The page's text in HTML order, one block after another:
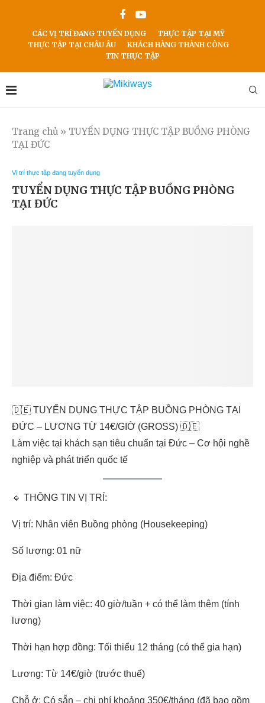
CÁC VỊ TRÍ ĐANG TUYỂN DỤNG
THỰC TẬP TẠI MỸ
THỰC TẬP TẠI CHÂU ÂU
KHÁCH HÀNG THÀNH CÔNG
TIN THỰC TẬP
Trang chủ » TUYỂN DỤNG THỰC TẬP BUỒNG PHÒNG
TẠI ĐỨC
Vị trí thực tập đang tuyển dụng
TUYỂN DỤNG THỰC TẬP BUỒNG PHÒNG
TẠI ĐỨC
🇩🇪 TUYỂN DỤNG THỰC TẬP BUỒNG PHÒNG TẠI
ĐỨC – LƯƠNG TỪ 14€/GIỜ (GROSS) 🇩🇪
Làm việc tại khách sạn tiêu chuẩn tại Đức – Cơ hội nghề
nghiệp và phát triển quốc tế
🔹 THÔNG TIN VỊ TRÍ:
Vị trí: Nhân viên Buồng phòng (Housekeeping)
Số lượng: 01 nữ
Địa điểm: Đức
Thời gian làm việc: 40 giờ/tuần + có thể làm thêm (tính
lương)
Thời hạn hợp đồng: Tối thiểu 12 tháng (có thể gia hạn)
Lương: Từ 14€/giờ (trước thuế)
Chỗ ở: Có sẵn – chi phí khoảng 350€/tháng (đã bao gồm